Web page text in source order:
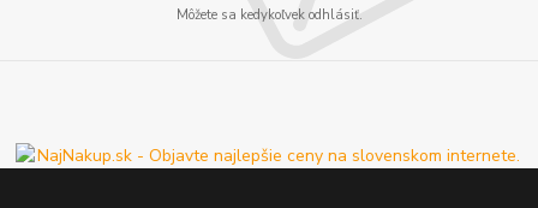
Môžete sa kedykoľvek odhlásiť.